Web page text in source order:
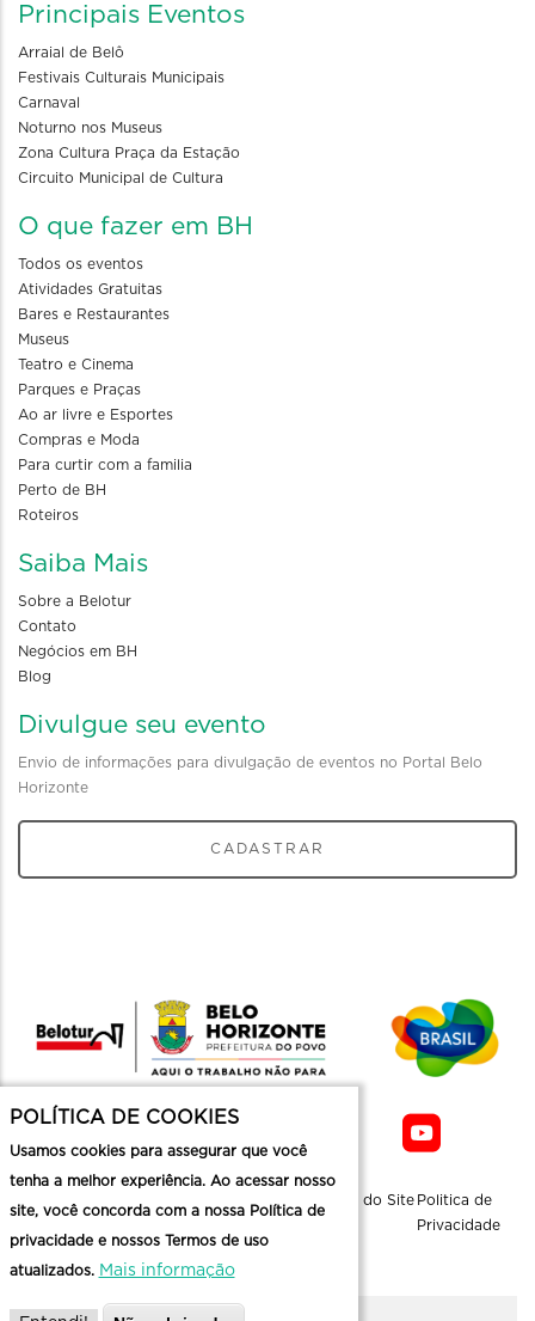
Principais Eventos
Arraial de Belô
Festivais Culturais Municipais
Carnaval
Noturno nos Museus
Zona Cultura Praça da Estação
Circuito Municipal de Cultura
O que fazer em BH
Todos os eventos
Atividades Gratuitas
Bares e Restaurantes
Museus
Teatro e Cinema
Parques e Praças
Ao ar livre e Esportes
Compras e Moda
Para curtir com a familia
Perto de BH
Roteiros
Saiba Mais
Sobre a Belotur
Contato
Negócios em BH
Blog
Divulgue seu evento
Envio de informações para divulgação de eventos no Portal Belo
Horizonte
CADASTRAR
Mapa do Site Politica de
Privacidade
POLÍTICA DE COOKIES
Usamos cookies para assegurar que você
tenha a melhor experiência. Ao acessar nosso
site, você concorda com a nossa Política de
privacidade e nossos Termos de uso
atualizados. Mais informação